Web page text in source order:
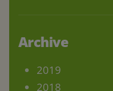
Archive
2019
2018